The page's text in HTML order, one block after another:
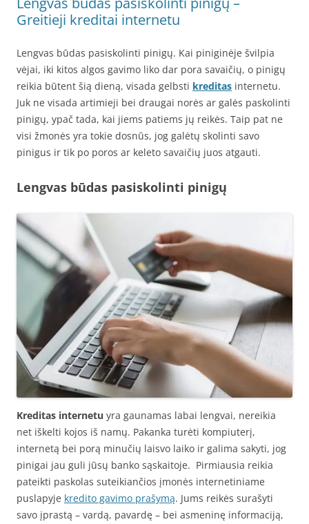
Greitieji kreditai internetu
Lengvas būdas pasiskolinti pinigų. Kai piniginėje švilpia
vėjai, iki kitos algos gavimo liko dar pora savaičių, o pinigų
reikia būtent šią dieną, visada gelbsti kreditas internetu.
Juk ne visada artimieji bei draugai norės ar galės paskolinti
pinigų, ypač tada, kai jiems patiems jų reikės. Taip pat ne
visi žmonės yra tokie dosnūs, jog galėtų skolinti savo
pinigus ir tik po poros ar keleto savaičių juos atgauti.
Lengvas būdas pasiskolinti pinigų
Kreditas internetu yra gaunamas labai lengvai, nereikia
net iškelti kojos iš namų. Pakanka turėti kompiuterį,
internetą bei porą minučių laisvo laiko ir galima sakyti, jog
pinigai jau guli jūsų banko sąskaitoje. Pirmiausia reikia
pateikti paskolas suteikiančios įmonės internetiniame
puslapyje kredito gavimo prašymą. Jums reikės surašyti
savo įprastą – vardą, pavardę – bei asmeninę informaciją,